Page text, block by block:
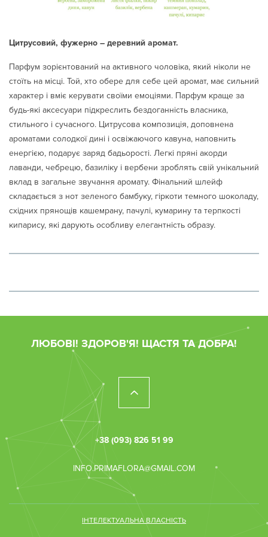
Цитрусовий, фужерно – деревний аромат.
Парфум зорієнтований на активного чоловіка, який ніколи не
стоїть на місці. Той, хто обере для себе цей аромат, має сильний
характер і вміє керувати своїми емоціями. Парфум краще за
будь-які аксесуари підкреслить бездоганність власника,
стильного і сучасного. Цитрусова композиція, доповнена
ароматами солодкої дині і освіжаючого кавуна, наповнить
енергією, подарує заряд бадьорості. Легкі пряні акорди
лаванди, чебрецю, базиліку і вербени зроблять свій унікальний
вклад в загальне звучання аромату. Фінальний шлейф
складається з нот зеленого бамбуку, гіркоти темного шоколаду,
східних прянощів кашемрану, пачулі, кумарину та терпкості
кипарису, які дарують особливу елегантність образу.
ЛЮБОВІ! ЗДОРОВ'Я! ЩАСТЯ ТА ДОБРА!
+38 (093) 826 51 99
INFO.PRIMAFLORA@GMAIL.COM
ІНТЕЛЕКТУАЛЬНА ВЛАСНІСТЬ